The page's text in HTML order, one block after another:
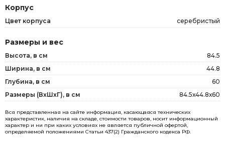
Корпус
Цвет корпуса серебристый
Размеры и вес
Высота, в см
84.5
Ширина, в см
44.8
Глубина, в см
60
Размеры (ВxШxГ), в см
84.5х44.8х60
Вся представленная на сайте информация, касающаяся технических
характеристик, наличия на складе, стоимости товаров, носит информационный
характер и ни при каких условиях не является публичной офертой,
определяемой положениями Статьи 437(2) Гражданского кодекса РФ.